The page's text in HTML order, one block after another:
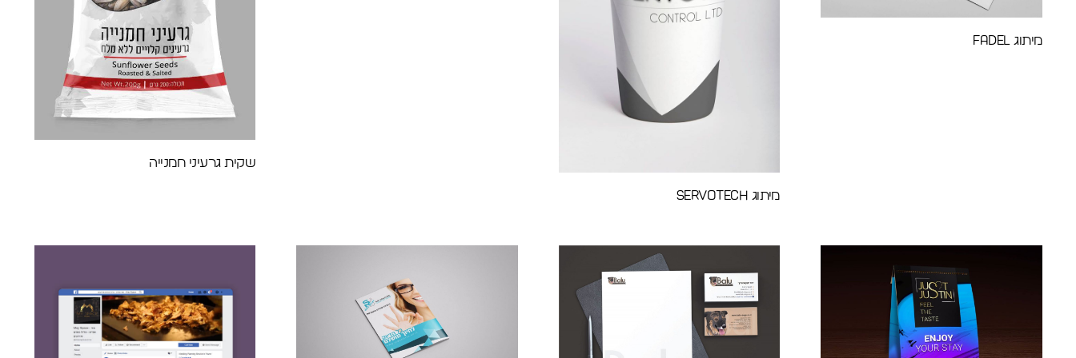
מיתוג Fadel
מיתוג Servotech
שקית גרעיני חמנייה